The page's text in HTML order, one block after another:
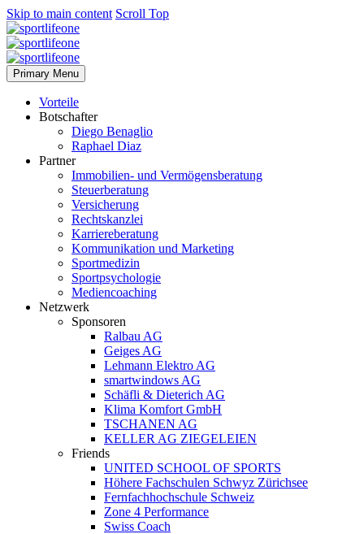
Skip to main content Scroll Top
Primary Menu
Vorteile
Botschafter
Diego Benaglio
Raphael Diaz
Partner
Immobilien- und Vermögensberatung
Steuerberatung
Versicherung
Rechtskanzlei
Karriereberatung
Kommunikation und Marketing
Sportmedizin
Sportpsychologie
Mediencoaching
Netzwerk
Sponsoren
Ralbau AG
Geiges AG
Lehmann Elektro AG
smartwindows AG
Schäfli & Dieterich AG
Klima Komfort GmbH
TSCHANEN AG
KELLER AG ZIEGELEIEN
Friends
UNITED SCHOOL OF SPORTS
Höhere Fachschulen Schwyz Zürichsee
Fernfachhochschule Schweiz
Zone 4 Performance
Swiss Coach